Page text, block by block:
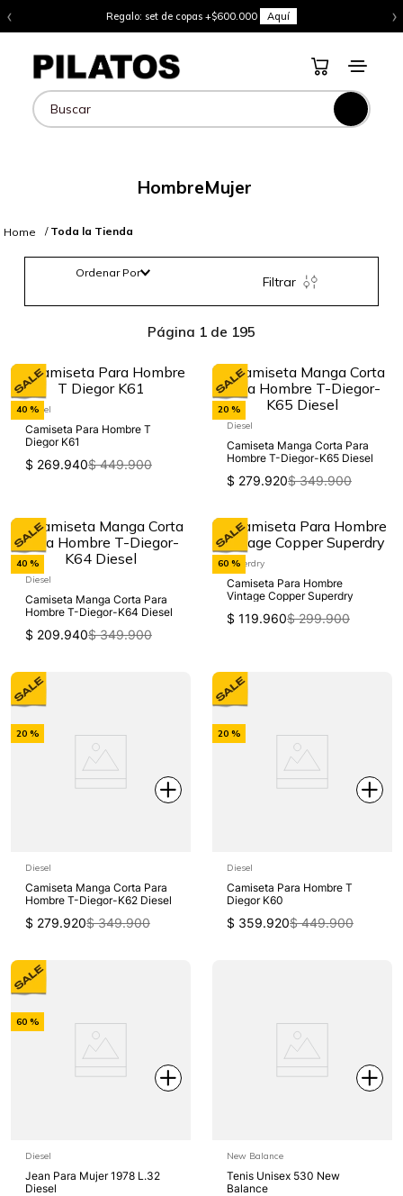
‹ Regalo: set de copas +$600.000 Aquí ›
Buscar
HombreMujer
Toda la Tienda
Ordenar Por
Filtrar
Página 1 de 195
-
40 %
Off
Diesel
Camiseta Para Hombre T
Diegor K61
$ 269.940$ 449.900
-
20 %
Off
Diesel
Camiseta Manga Corta Para
Hombre T-Diegor-K65 Diesel
$ 279.920$ 349.900
-
40 %
Off
Diesel
Camiseta Manga Corta Para
Hombre T-Diegor-K64 Diesel
$ 209.940$ 349.900
-
60 %
Off
Superdry
Camiseta Para Hombre
Vintage Copper Superdry
$ 119.960$ 299.900
-
20 %
Diesel
Camiseta Manga Corta Para
Hombre T-Diegor-K62 Diesel
$ 279.920$ 349.900
-
20 %
Diesel
Camiseta Para Hombre T
Diegor K60
$ 359.920$ 449.900
-
60 %
Diesel
Jean Para Mujer 1978 L.32
Diesel
New Balance
Tenis Unisex 530 New
Balance